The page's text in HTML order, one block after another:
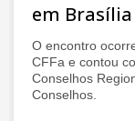
em Brasília
O encontro
CFFa e contou
Conselhos
Conselhos.